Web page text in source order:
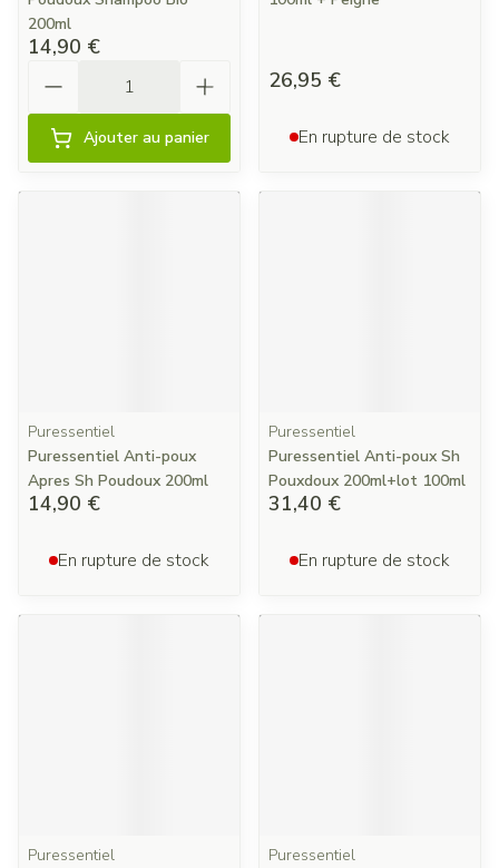
200ml
14,90 €
Ajouter au panier
26,95 €
En rupture de stock
Puressentiel
Puressentiel Anti-poux
Apres Sh Poudoux 200ml
14,90 €
En rupture de stock
Puressentiel
Puressentiel Anti-poux Sh
Pouxdoux 200ml+lot 100ml
31,40 €
En rupture de stock
Puressentiel
Puressentiel